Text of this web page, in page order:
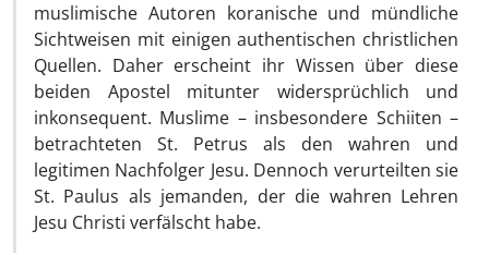
muslimische Autoren koranische und mündliche
Sichtweisen mit einigen authentischen christlichen
Quellen. Daher erscheint ihr Wissen über diese
beiden Apostel mitunter widersprüchlich und
inkonsequent. Muslime – insbesondere Schiiten –
betrachteten St. Petrus als den wahren und
legitimen Nachfolger Jesu. Dennoch verurteilten sie
St. Paulus als jemanden, der die wahren Lehren
Jesu Christi verfälscht habe.